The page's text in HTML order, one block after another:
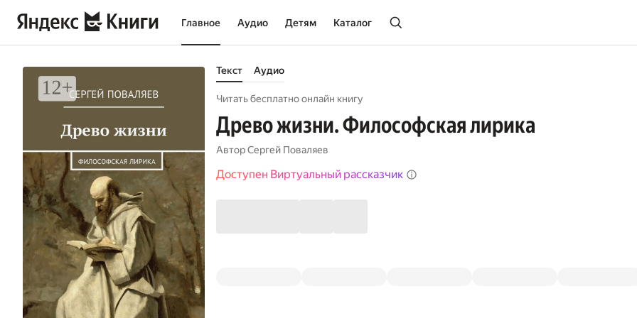
Главное Аудио Детям Каталог
Текст Аудио
Читать бесплатно онлайн книгу
Древо жизни. Философская лирика
АвторСергей Поваляев
Доступен Виртуальный рассказчик